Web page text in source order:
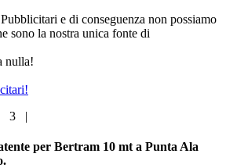
e di conseguenza non possiamo
sono la nostra unica fonte di
nulla!
3 |
per Bertram 10 mt a Punta Ala